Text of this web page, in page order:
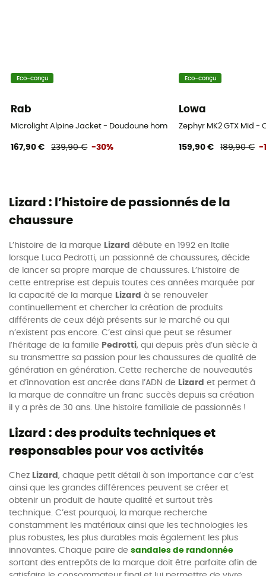
Eco-conçu
Rab
Microlight Alpine Jacket - Doudoune homme
167,90 € 239,90 € -30%
Eco-conçu
Lowa
Zephyr MK2 GTX Mid
159,90 € 189,90 € -
Lizard : l’histoire de passionnés de la
chaussure
L’histoire de la marque Lizard débute en 1992 en Italie
lorsque Luca Pedrotti, un passionné de chaussures, décide
de lancer sa propre marque de chaussures. L’histoire de
cette entreprise est depuis toutes ces années marquée par
la capacité de la marque Lizard à se renouveler
continuellement et chercher la création de produits
différents de ceux déjà présents sur le marché ou qui
n’existent pas encore. C’est ainsi que peut se résumer
l’héritage de la famille Pedrotti, qui depuis près d’un siècle à
su transmettre sa passion pour les chaussures de qualité de
génération en génération. Cette recherche de nouveautés
et d’innovation est ancrée dans l’ADN de Lizard et permet à
la marque de connaître un franc succès depuis sa création
il y a près de 30 ans. Une histoire familiale de passionnés !
Lizard : des produits techniques et
responsables pour vos activités
Chez Lizard , chaque petit détail à son importance car c’est
ainsi que les grandes différences peuvent se créer et
obtenir un produit de haute qualité et surtout très
technique. C’est pourquoi, la marque recherche
constamment les matériaux ainsi que les technologies les
plus robustes, les plus durables mais également les plus
innovantes. Chaque paire de sandales de randonnée
sortant des entrepôts de la marque doit être parfaite afin de